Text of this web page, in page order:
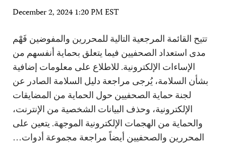
December 2, 2024 1:20 PM EST
تتيح القائمة المرجعية التالية للمحررين والمفوضين فَهْم
مدى استعداد الصحفيين فيما يتعلق بحماية أنفسهم من
الإساءات الإلكترونية. للاطلاع على معلومات إضافية
بشأن السلامة، يُرجى مراجعة دليل السلامة الصادر عن
لجنة حماية الصحفيين حول الحماية من المضايقات
الإلكترونية، وحذف البيانات الشخصية من الإنترنت،
والحماية من الهجمات الإلكترونية الموجهة. يتعين على
المحررين والصحفيين أيضاً مراجعة مجموعة أدوات…